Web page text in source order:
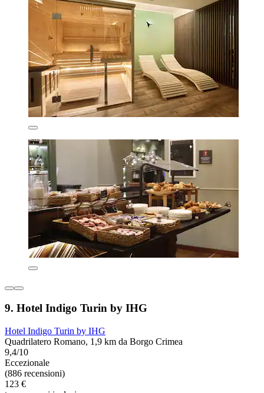
9. Hotel Indigo Turin by IHG
Hotel Indigo Turin by IHG
Quadrilatero Romano, 1,9 km da Borgo Crimea
9,4/10
Eccezionale
(886 recensioni)
123 €